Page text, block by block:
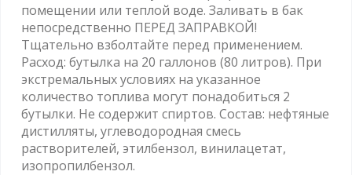
помещении или теплой воде. Заливать в бак
непосредственно ПЕРЕД ЗАПРАВКОЙ!
Тщательно взболтайте перед применением.
Расход: бутылка на 20 галлонов (80 литров). При
экстремальных условиях на указанное
количество топлива могут понадобиться 2
бутылки. Не содержит спиртов. Состав: нефтяные
дистилляты, углеводородная смесь
растворителей, этилбензол, винилацетат,
изопропилбензол.